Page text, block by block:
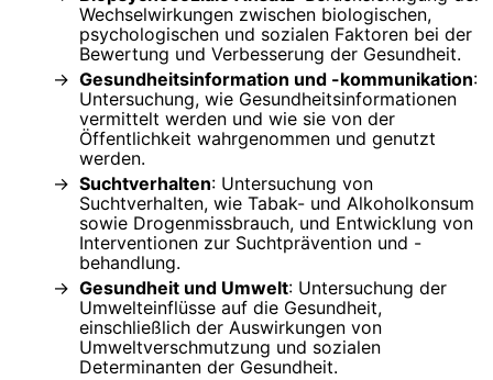
Wechselwirkungen zwischen biologischen,
psychologischen und sozialen Faktoren bei der
Bewertung und Verbesserung der Gesundheit.
Gesundheitsinformation und -kommunikation:
Untersuchung, wie Gesundheitsinformationen
vermittelt werden und wie sie von der
Öffentlichkeit wahrgenommen und genutzt
werden.
Suchtverhalten: Untersuchung von
Suchtverhalten, wie Tabak- und Alkoholkonsum
sowie Drogenmissbrauch, und Entwicklung von
Interventionen zur Suchtprävention und -
behandlung.
Gesundheit und Umwelt: Untersuchung der
Umwelteinflüsse auf die Gesundheit,
einschließlich der Auswirkungen von
Umweltverschmutzung und sozialen
Determinanten der Gesundheit.